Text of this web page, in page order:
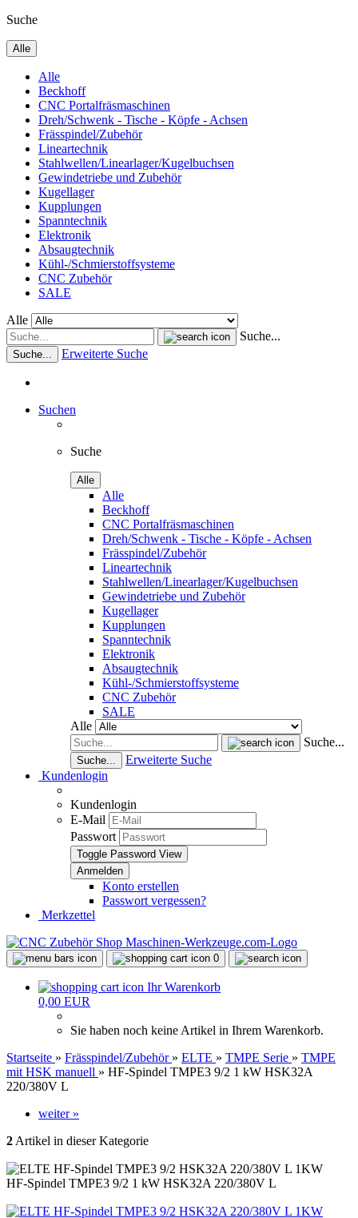
Suche
Alle
Alle
Beckhoff
CNC Portalfräsmaschinen
Dreh/Schwenk - Tische - Köpfe - Achsen
Frässpindel/Zubehör
Lineartechnik
Stahlwellen/Linearlager/Kugelbuchsen
Gewindetriebe und Zubehör
Kugellager
Kupplungen
Spanntechnik
Elektronik
Absaugtechnik
Kühl-/Schmierstoffsysteme
CNC Zubehör
SALE
Alle
Suche...
Suche... Erweiterte Suche
Suchen
Suche
Alle
Alle
Beckhoff
CNC Portalfräsmaschinen
Dreh/Schwenk - Tische - Köpfe - Achsen
Frässpindel/Zubehör
Lineartechnik
Stahlwellen/Linearlager/Kugelbuchsen
Gewindetriebe und Zubehör
Kugellager
Kupplungen
Spanntechnik
Elektronik
Absaugtechnik
Kühl-/Schmierstoffsysteme
CNC Zubehör
SALE
Alle
Suche...
Suche...
Erweiterte Suche
Kundenlogin
Kundenlogin
E-Mail
Passwort
Toggle Password View
Konto erstellen
Passwort vergessen?
Merkzettel
0
Ihr Warenkorb
0,00 EUR
Sie haben noch keine Artikel in Ihrem Warenkorb.
Startseite » Frässpindel/Zubehör » ELTE » TMPE Serie » TMPE
mit HSK manuell » HF-Spindel TMPE3 9/2 1 kW HSK32A
220/380V L
weiter »
2 Artikel in dieser Kategorie
HF-Spindel TMPE3 9/2 1 kW HSK32A 220/380V L